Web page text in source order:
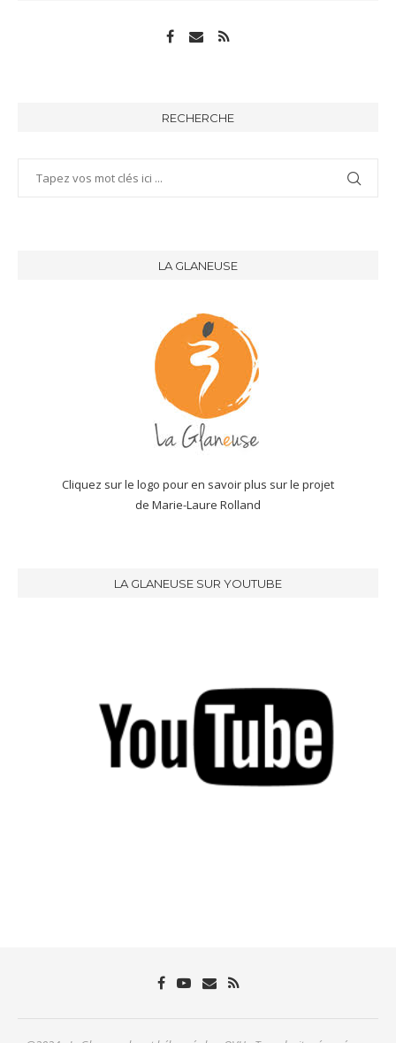
RECHERCHE
LA GLANEUSE
Cliquez sur le logo pour en savoir plus sur le projet
de Marie-Laure Rolland
LA GLANEUSE SUR YOUTUBE